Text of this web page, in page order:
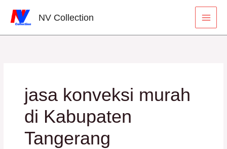
NV Collection
jasa konveksi murah
di Kabupaten
Tangerang